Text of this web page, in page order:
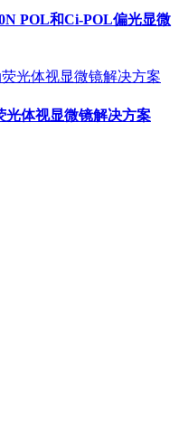
POL和Ci-POL偏光显微
光体视显微镜解决方案